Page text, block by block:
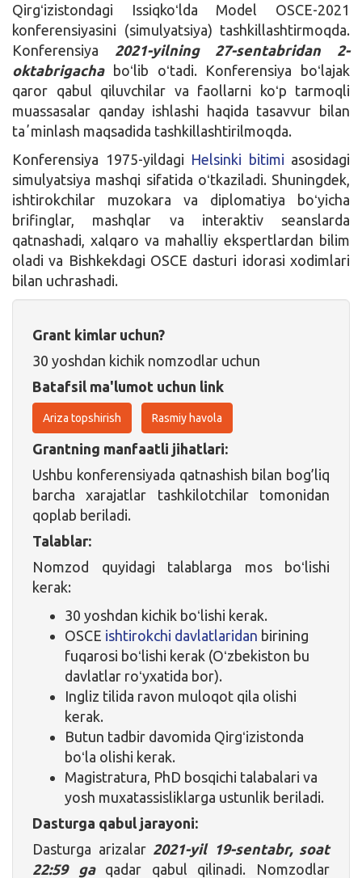
Qirgʻizistondagi Issiqkoʻlda Model OSCE-2021
konferensiyasini (simulyatsiya) tashkillashtirmoqda.
Konferensiya 2021-yilning 27-sentabridan 2-
oktabrigachaboʻlib oʻtadi. Konferensiya boʻlajak
qaror qabul qiluvchilar va faollarni koʻp tarmoqli
muassasalar qanday ishlashi haqida tasavvur bilan
taʼminlash maqsadida tashkillashtirilmoqda.
Konferensiya 1975-yildagi Helsinki bitimi asosidagi
simulyatsiya mashqi sifatida oʻtkaziladi. Shuningdek,
ishtirokchilar muzokara va diplomatiya boʻyicha
brifinglar, mashqlar va interaktiv seanslarda
qatnashadi, xalqaro va mahalliy ekspertlardan bilim
oladi va Bishkekdagi OSCE dasturi idorasi xodimlari
bilan uchrashadi.
Grant kimlar uchun?
30 yoshdan kichik nomzodlar uchun
Batafsil ma'lumot uchun link
Ariza topshirish Rasmiy havola
Grantning manfaatli jihatlari:
Ushbu konferensiyada qatnashish bilan bog’liq
barcha xarajatlar tashkilotchilar tomonidan
qoplab beriladi.
Talablar:
Nomzod quyidagi talablarga mos boʻlishi
kerak:
30 yoshdan kichik boʻlishi kerak.
OSCE ishtirokchi davlatlaridan birining
fuqarosi boʻlishi kerak (Oʻzbekiston bu
davlatlar roʻyxatida bor).
Ingliz tilida ravon muloqot qila olishi
kerak.
Butun tadbir davomida Qirgʻizistonda
boʻla olishi kerak.
Magistratura, PhD bosqichi talabalari va
yosh muxatassisliklarga ustunlik beriladi.
Dasturga qabul jarayoni:
Dasturga arizalar 2021-yil 19-sentabr, soat
22:59 gaqadar qabul qilinadi. Nomzodlar